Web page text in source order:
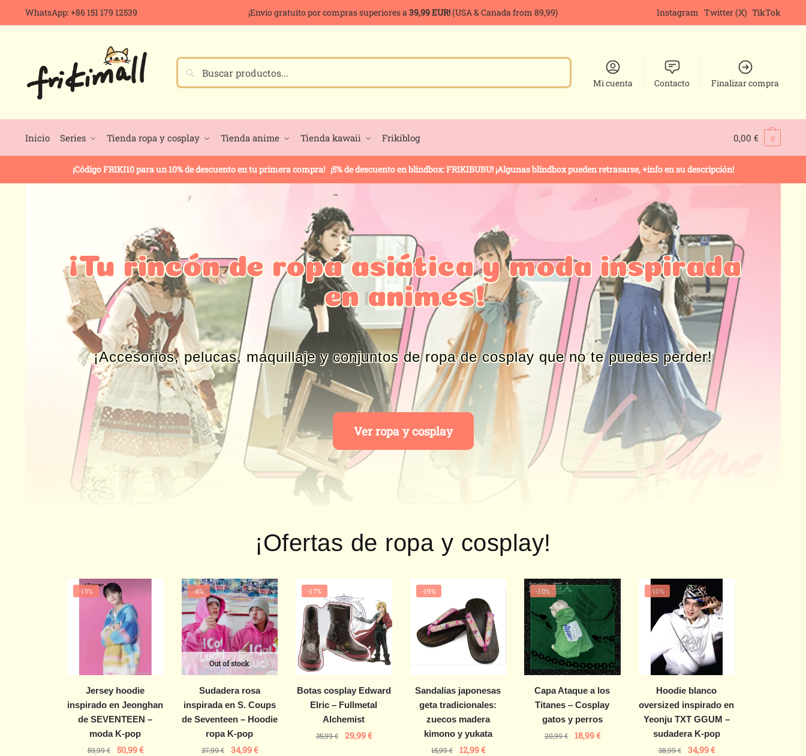
WhatsApp: +86 151 179 12539 ¡Envío gratuito por compras superiores a39,99 EUR!(USA & Canada from 89,99) Instagram Twitter (X) TikTok
Mi cuenta Contacto Finalizar compra
Inicio Series Tienda ropa y cosplay Tienda anime Tienda kawaii Frikiblog 0,00€ 0
¡Código FRIKI10 para un 10% de descuento en tu primera compra! ¡5% de descuento en blindbox: FRIKIBUBU! ¡Algunas blindbox pueden retrasarse, +info en su descripción!
¡Tu rincón de ropa asiática y moda inspirada
en animes!
¡Accesorios, pelucas, maquillaje y conjuntos de ropa de cosplay que no te puedes perder!
Ver ropa y cosplay
¡Ofertas de ropa y cosplay!
-15%
Jersey hoodie
inspirado en Jeonghan
de SEVENTEEN –
moda K-pop
59,99€ 50,99€
-8%
Out of stock
Sudadera rosa
inspirada en S. Coups
de Seventeen – Hoodie
ropa K-pop
37,99€ 34,99€
-17%
Botas cosplay Edward
Elric – Fullmetal
Alchemist
35,99€ 29,99€
-19%
Sandalias japonesas
geta tradicionales:
zuecos madera
kimono y yukata
15,99€ 12,99€
-10%
Capa Ataque a los
Titanes – Cosplay
gatos y perros
20,99€ 18,99€
-10%
Hoodie blanco
oversized inspirado en
Yeonju TXT GGUM –
sudadera K-pop
38,99€ 34,99€